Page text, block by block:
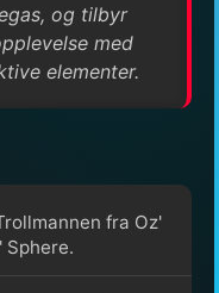
og tilbyr
med
elementer.
fra Oz'
Sphere.